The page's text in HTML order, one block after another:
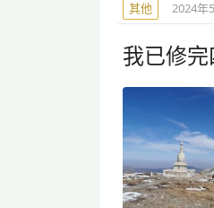
其他 2024年
我已修